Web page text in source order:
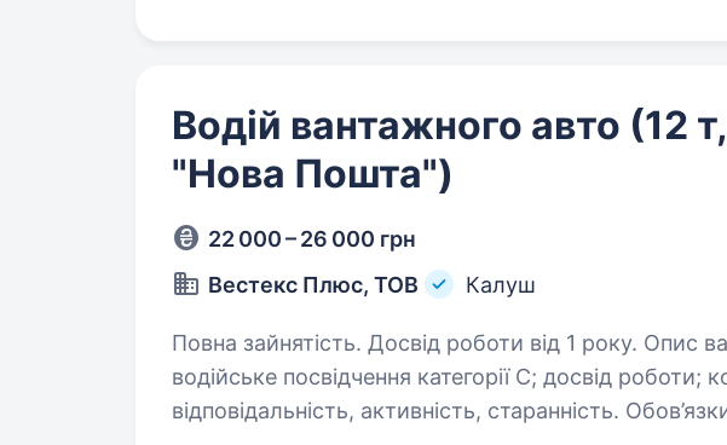
Водій вантажного авто (12 т,
"Нова Пошта")
22 000 – 26 000 грн
Вестекс Плюс, ТОВ
Калуш
Повна зайнятість. Досвід роботи від 1 року. Опис вакансіїВимоги:
водійське посвідчення категорії С; досвід роботи; комунікабельність,
відповідальність, активність, старанність. Обов’язки: перевезення вантажів;